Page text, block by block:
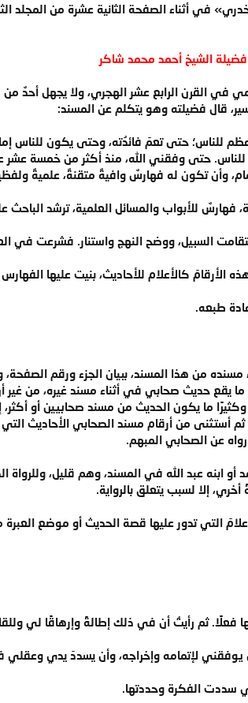
في أثناء الصفحة الثانية عشرة من المجلد
فضيلة الشيخ أحمد محمد شاكر
القرن الرابع عشر الهجري، ولا يجهل أحدٌ من
قال فضيلته وهو يتكلم عن المسند:
للناس؛ حتى تعمَ فائدُته، وحتى يكون للناس
حتى وفقني الله، منذ أكثر من خمسة عشر
وأن تكون له فهارسٌ وافيةٌ متقنةٌ، علميةٌ
فهارسٌ للأبواب والمسائل العلمية، ترشد
السبيل، ووضح النهج واستنار. فشرعت في
كالأعلام للأحاديث، بنيت عليها الفهارس
طبعه.
من هذا المسند، ببيان الجزء ورقم الصفحة،
يقع حديث صحابي في أثناء مسند غيره، من
ما يكون الحديث من مسند صحابيين أو أكثر،
من أرقام مسند الصحابي الأحاديث التي
عن الصحابي المبهم.
أو ابنه عبد الله في المسند، وهم قليل،
إلا لسبب يتعلق بالرواية.
ثم رأيتُ أن في ذلك إطالةً وإرهاقًا لي
يوفقني لإتمامه وإخراجه، وأن يسددَ يدي وعقلي
سددت الفكرة وحددتها.